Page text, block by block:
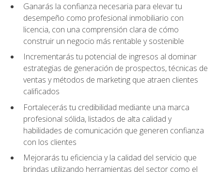
Ganarás la confianza necesaria para elevar tu
desempeño como profesional inmobiliario con
licencia, con una comprensión clara de cómo
construir un negocio más rentable y sostenible
Incrementarás tu potencial de ingresos al dominar
estrategias de generación de prospectos, técnicas de
ventas y métodos de marketing que atraen clientes
calificados
Fortalecerás tu credibilidad mediante una marca
profesional sólida, listados de alta calidad y
habilidades de comunicación que generen confianza
con los clientes
Mejorarás tu eficiencia y la calidad del servicio que
brindas utilizando herramientas del sector como el